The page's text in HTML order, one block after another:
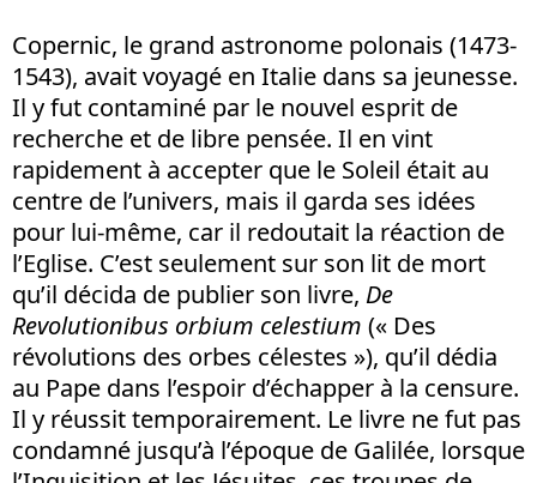
Copernic, le grand astronome polonais (1473-
1543), avait voyagé en Italie dans sa jeunesse.
Il y fut contaminé par le nouvel esprit de
recherche et de libre pensée. Il en vint
rapidement à accepter que le Soleil était au
centre de l’univers, mais il garda ses idées
pour lui-même, car il redoutait la réaction de
l’Eglise. C’est seulement sur son lit de mort
qu’il décida de publier son livre, De
Revolutionibus orbium celestium (« Des
révolutions des orbes célestes »), qu’il dédia
au Pape dans l’espoir d’échapper à la censure.
Il y réussit temporairement. Le livre ne fut pas
condamné jusqu’à l’époque de Galilée, lorsque